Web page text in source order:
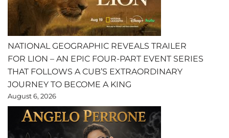
NATIONAL GEOGRAPHIC REVEALS TRAILER
FOR LION – AN EPIC FOUR-PART EVENT SERIES
THAT FOLLOWS A CUB’S EXTRAORDINARY
JOURNEY TO BECOME A KING
August 6, 2026